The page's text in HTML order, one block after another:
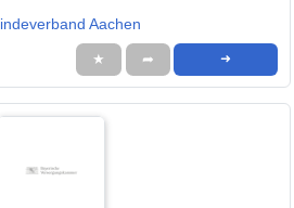
Aachen
★ ➦ ➜